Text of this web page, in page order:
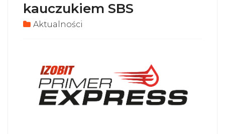
kauczukiem SBS
Aktualności